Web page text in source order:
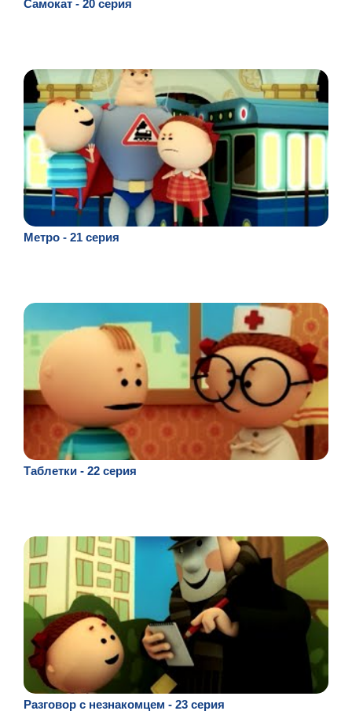
Самокат - 20 серия
Метро - 21 серия
Таблетки - 22 серия
Разговор с незнакомцем - 23 серия